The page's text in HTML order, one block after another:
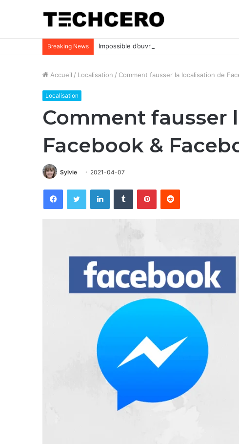
Breaking News Impossible d’ouvrir un fichier Excel ? Voici 7
Accueil / Localisation / Comment fausser la localisation de
Localisation
Comment fausser
Facebook &
Sylvie 2021-04-07